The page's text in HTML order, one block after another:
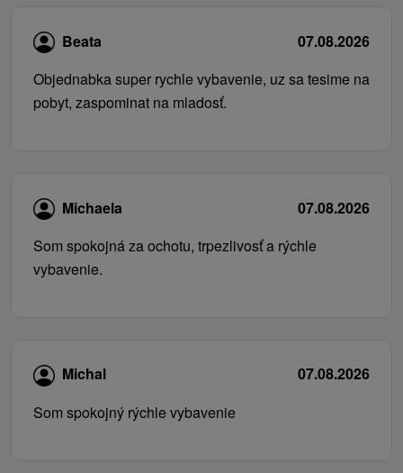
Beata
07.08.2026
Objednabka super rychle vybavenie, uz sa tesime na
pobyt, zaspominat na mladosť.
Michaela
07.08.2026
Som spokojná za ochotu, trpezlivosť a rýchle
vybavenie.
Michal
07.08.2026
Som spokojný rýchle vybavenie